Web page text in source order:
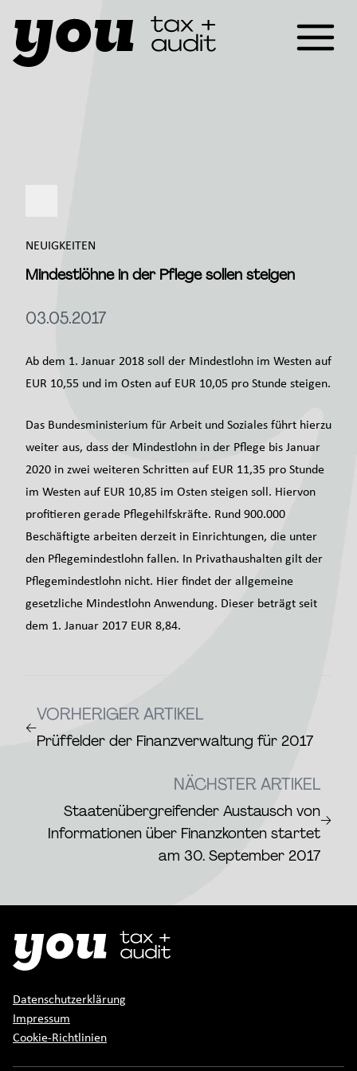
NEUIGKEITEN
Mindestlöhne in der Pflege sollen steigen
03.05.2017
Ab dem 1. Januar 2018 soll der Mindestlohn im Westen auf
EUR 10,55 und im Osten auf EUR 10,05 pro Stunde steigen.
Das Bundesministerium für Arbeit und Soziales führt hierzu
weiter aus, dass der Mindestlohn in der Pflege bis Januar
2020 in zwei weiteren Schritten auf EUR 11,35 pro Stunde
im Westen auf EUR 10,85 im Osten steigen soll. Hiervon
profitieren gerade Pflegehilfskräfte. Rund 900.000
Beschäftigte arbeiten derzeit in Einrichtungen, die unter
den Pflegemindestlohn fallen. In Privathaushalten gilt der
Pflegemindestlohn nicht. Hier findet der allgemeine
gesetzliche Mindestlohn Anwendung. Dieser beträgt seit
dem 1. Januar 2017 EUR 8,84.
←VORHERIGER ARTIKEL
Prüffelder der Finanzverwaltung für 2017
NÄCHSTER ARTIKEL
Staatenübergreifender Austausch von
Informationen über Finanzkonten startet
am 30. September 2017
→
Datenschutzerklärung
Impressum
Cookie-Richtlinien